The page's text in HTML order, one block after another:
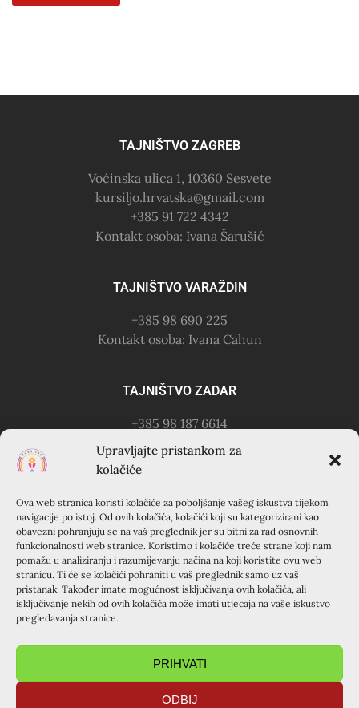
Upravljajte pristankom za
kolačiće
Ova web stranica koristi kolačiće za poboljšanje vašeg iskustva tijekom
navigacije po istoj. Od ovih kolačića, kolačići koji su kategorizirani kao
obavezni pohranjuju se na vaš preglednik jer su bitni za rad osnovnih
funkcionalnosti web stranice. Koristimo i kolačiće treće strane koji nam
pomažu u analiziranju i razumijevanju načina na koji koristite ovu web
stranicu. Ti će se kolačići pohraniti u vaš preglednik samo uz vaš
pristanak. Također imate mogućnost isključivanja ovih kolačića, ali
isključivanje nekih od ovih kolačića može imati utjecaja na vaše iskustvo
pregledavanja stranice.
PRIHVATI
ODBIJ
TAJNIŠTVO ZAGREB
Voćinska ulica 1, 10360 Sesvete
kursiljo.hrvatska@gmail.com
+385 91 722 4342
Kontakt osoba: Ivana Šarušić
TAJNIŠTVO VARAŽDIN
+385 98 690 225
Kontakt osoba: Ivana Cahun
TAJNIŠTVO ZADAR
+385 98 187 6614
Kontakt osoba: Ružica Anušić
– zvati utorkom 18-21h
KURSILJO KRAPANJ
KRAPANJ, kuća EMAUS (Franjevački samostan), 22000
Šibenik, Hrvatska
+385 22 351 830